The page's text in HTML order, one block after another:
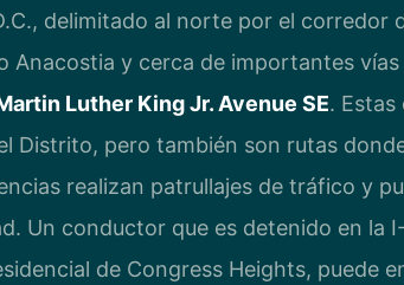
delimitado al norte por el corredor
Anacostia y cerca de importantes vías
Luther King Jr. Avenue SE.
Distrito, pero también son rutas
realizan patrullajes de tráfico y
Un conductor que es detenido en la
de Congress Heights, puede